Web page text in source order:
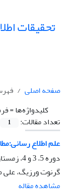
تحقیقات
صفحه اصلی
کلیدواژه‌ها =
تعداد مقالات:
1
علم اطلاع
دوره 5، 3 و 4، زمستان 1378، صفحه
گرنوت ورزیگ، علی
مشاهده مقاله